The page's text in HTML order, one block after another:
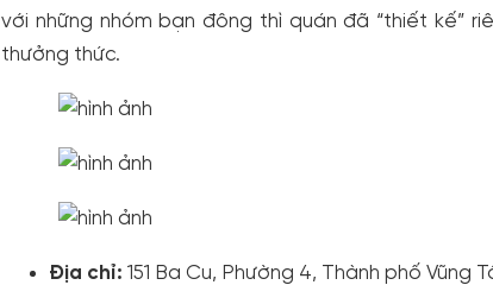
với những nhóm bạn đông thì quán đã “thiết kế”
thưởng thức.
Địa chỉ: 151 Ba Cu, Phường 4, Thành phố Vũng